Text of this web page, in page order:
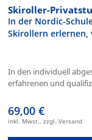
Skiroller-
In der Nordic-
Skirollern erlernen,
In den individuell
erfahrenen und
69,00 €
inkl. Mwst., zzgl. Versand